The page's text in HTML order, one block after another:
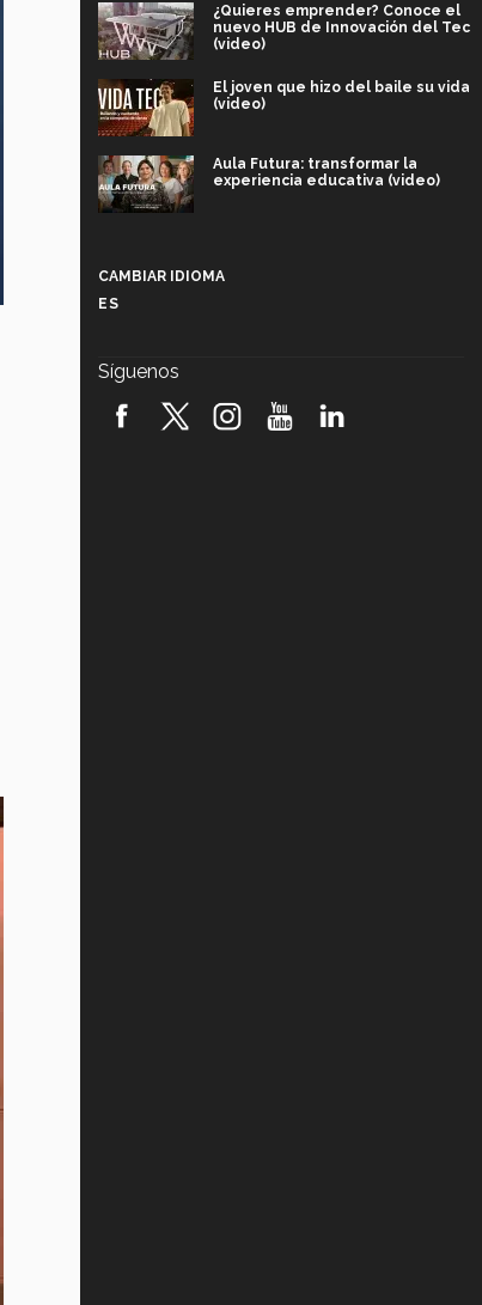
¿Quieres emprender? Conoce el
nuevo HUB de Innovación del Tec
(video)
El joven que hizo del baile su vida
(video)
Aula Futura: transformar la
experiencia educativa (video)
robótica FIRST 2026! (video)
CAMBIAR IDIOMA
ES
Síguenos